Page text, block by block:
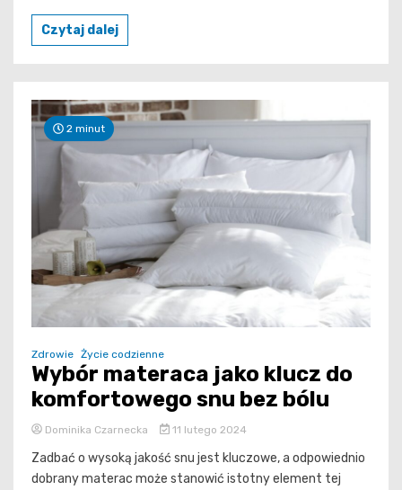
Czytaj dalej
2 minut
Zdrowie Życie codzienne
Wybór materaca jako klucz do
komfortowego snu bez bólu
Dominika Czarnecka 11 lutego 2024
Zadbać o wysoką jakość snu jest kluczowe, a odpowiednio
dobrany materac może stanowić istotny element tej